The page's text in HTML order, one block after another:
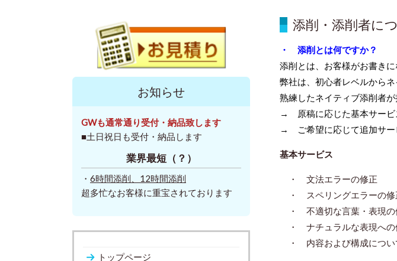
添削・添削者に
・ 添削とは何ですか？
添削とは、お客様がお書き
弊社は、初心者レベルから
熟練したネイティブ添削者
→ 原稿に応じた基本サービ
→ ご希望に応じて追加サー
基本サービス
・ 文法エラーの修正
・ スペリングエラーの修
・ 不適切な言葉・表現の
・ ナチュラルな表現への
・ 内容および構成につい
お知らせ
GWも通常通り受付・納品致します
■土日祝日も受付・納品します
業界最短（？）
・ 6時間添削、 12時間添削
超多忙なお客様に重宝されております
トップページ